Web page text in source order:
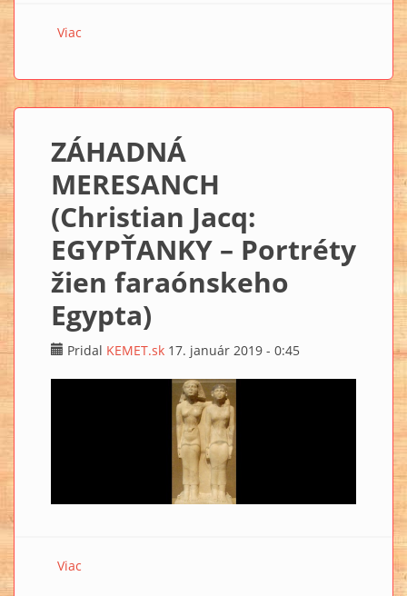
Viac
ZÁHADNÁ
MERESANCH
(Christian Jacq:
EGYPŤANKY – Portréty
žien faraónskeho
Egypta)
Pridal KEMET.sk 17. január 2019 - 0:45
Viac o ZÁHADNÁ MERESANCH (Christian Jacq: EGYPŤANKY